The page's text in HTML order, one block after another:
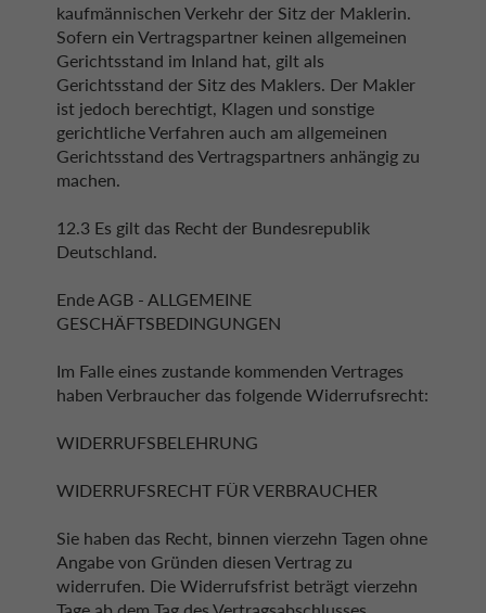
kaufmännischen Verkehr der Sitz der Maklerin.
Sofern ein Vertragspartner keinen allgemeinen
Gerichtsstand im Inland hat, gilt als
Gerichtsstand der Sitz des Maklers. Der Makler
ist jedoch berechtigt, Klagen und sonstige
gerichtliche Verfahren auch am allgemeinen
Gerichtsstand des Vertragspartners anhängig zu
machen.
12.3 Es gilt das Recht der Bundesrepublik
Deutschland.
Ende AGB - ALLGEMEINE
GESCHÄFTSBEDINGUNGEN
Im Falle eines zustande kommenden Vertrages
haben Verbraucher das folgende Widerrufsrecht:
WIDERRUFSBELEHRUNG
WIDERRUFSRECHT FÜR VERBRAUCHER
Sie haben das Recht, binnen vierzehn Tagen ohne
Angabe von Gründen diesen Vertrag zu
widerrufen. Die Widerrufsfrist beträgt vierzehn
Tage ab dem Tag des Vertragsabschlusses.